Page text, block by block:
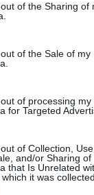
visit or usage
to Google and
specified
of the Sharing of
of the Sale of my
of processing my
for Targeted
of Collection, Use,
and/or Sharing of
that Is Unrelated
it was collected.